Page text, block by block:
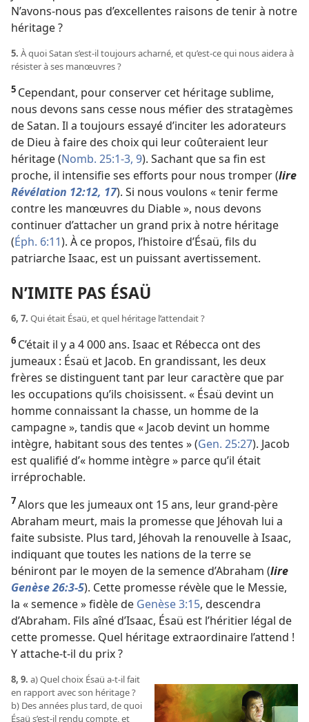
N’avons-nous pas d’excellentes raisons de tenir à notre
héritage ?
5. À quoi Satan s’est-il toujours acharné, et qu’est-ce qui nous aidera à
résister à ses manœuvres ?
5 Cependant, pour conserver cet héritage sublime,
nous devons sans cesse nous méfier des stratagèmes
de Satan. Il a toujours essayé d’inciter les adorateurs
de Dieu à faire des choix qui leur coûteraient leur
héritage (Nomb. 25:1-3, 9). Sachant que sa fin est
proche, il intensifie ses efforts pour nous tromper (lire
Révélation 12:12, 17). Si nous voulons « tenir ferme
contre les manœuvres du Diable », nous devons
continuer d’attacher un grand prix à notre héritage
(Éph. 6:11). À ce propos, l’histoire d’Ésaü, fils du
patriarche Isaac, est un puissant avertissement.
N’IMITE PAS ÉSAÜ
6, 7. Qui était Ésaü, et quel héritage l’attendait ?
6 C’était il y a 4 000 ans. Isaac et Rébecca ont des
jumeaux : Ésaü et Jacob. En grandissant, les deux
frères se distinguent tant par leur caractère que par
les occupations qu’ils choisissent. « Ésaü devint un
homme connaissant la chasse, un homme de la
campagne », tandis que « Jacob devint un homme
intègre, habitant sous des tentes » (Gen. 25:27). Jacob
est qualifié d’« homme intègre » parce qu’il était
irréprochable.
7Alors que les jumeaux ont 15 ans, leur grand-père
Abraham meurt, mais la promesse que Jéhovah lui a
faite subsiste. Plus tard, Jéhovah la renouvelle à Isaac,
indiquant que toutes les nations de la terre se
béniront par le moyen de la semence d’Abraham (lire
Genèse 26:3-5). Cette promesse révèle que le Messie,
la « semence » fidèle de Genèse 3:15, descendra
d’Abraham. Fils aîné d’Isaac, Ésaü est l’héritier légal de
cette promesse. Quel héritage extraordinaire l’attend !
Y attache-t-il du prix ?
8, 9. a) Quel choix Ésaü a-t-il fait
en rapport avec son héritage ?
b) Des années plus tard, de quoi
Ésaü s’est-il rendu compte, et